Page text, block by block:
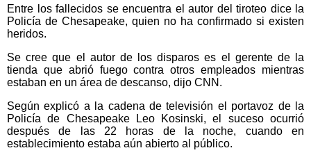
Entre los fallecidos se encuentra el autor del tiroteo dice la
Policía de Chesapeake, quien no ha confirmado si existen
heridos.
Se cree que el autor de los disparos es el gerente de la
tienda que abrió fuego contra otros empleados mientras
estaban en un área de descanso, dijo CNN.
Según explicó a la cadena de televisión el portavoz de la
Policía de Chesapeake Leo Kosinski, el suceso ocurrió
después de las 22 horas de la noche, cuando en
establecimiento estaba aún abierto al público.